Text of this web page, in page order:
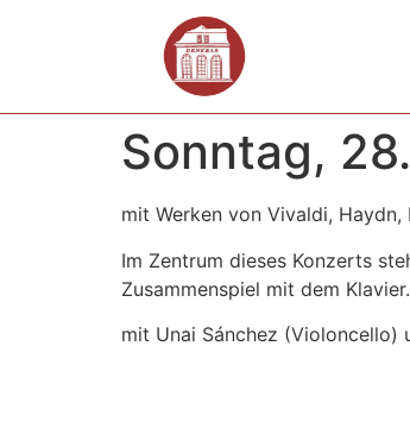
Sonntag,
mit Werken von Vivaldi,
Im Zentrum dieses Konzerts
Zusammenspiel mit dem Klavier.
mit Unai Sánchez (Violoncello)